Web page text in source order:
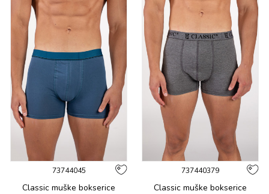
73744045
Classic muške bоksеricе
737440379
Classic muške bоksеricе